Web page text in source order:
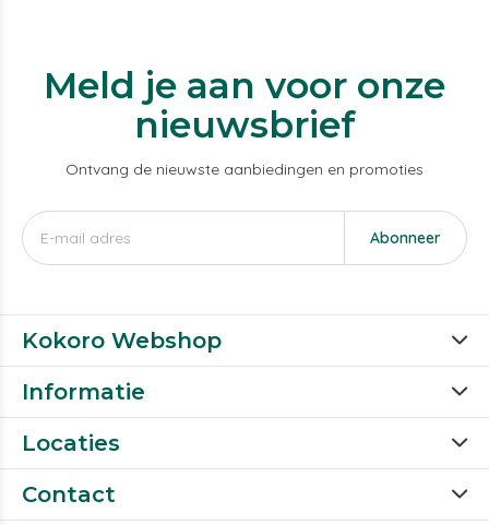
Meld je aan voor onze
nieuwsbrief
Ontvang de nieuwste aanbiedingen en promoties
Abonneer
Kokoro Webshop
Informatie
Locaties
Contact